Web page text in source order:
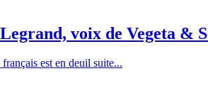
voix de Vegeta &
est en deuil suite...